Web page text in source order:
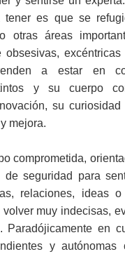
tener es que se
otras áreas
obsesivas,
a estar en
y su cuerpo
su
mejora.
comprometida,
de seguridad para
relaciones, ideas o
muy indecisas,
Paradójicamente en
y autónomas